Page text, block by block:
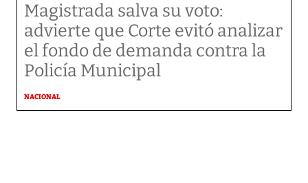
Magistrada salva su voto:
advierte que Corte evitó analizar
el fondo de demanda contra la
Policía Municipal
NACIONAL